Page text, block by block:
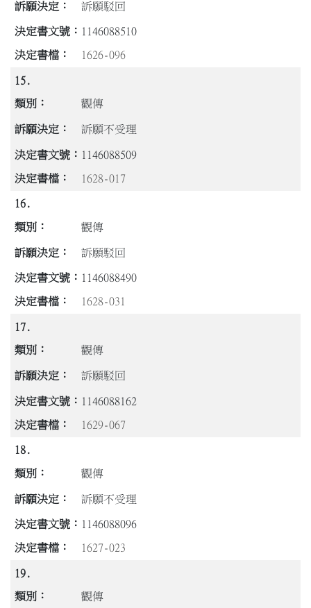
訴願駁回
1146088510
1626-096
15.
觀傳
訴願不受理
1146088509
1628-017
16.
觀傳
訴願駁回
1146088490
1628-031
17.
觀傳
訴願駁回
1146088162
1629-067
18.
觀傳
訴願不受理
1146088096
1627-023
19.
觀傳